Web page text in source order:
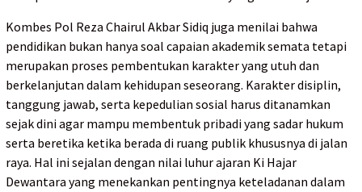
Kombes Pol Reza Chairul Akbar Sidiq juga menilai bahwa
pendidikan bukan hanya soal capaian akademik semata tetapi
merupakan proses pembentukan karakter yang utuh dan
berkelanjutan dalam kehidupan seseorang. Karakter disiplin,
tanggung jawab, serta kepedulian sosial harus ditanamkan
sejak dini agar mampu membentuk pribadi yang sadar hukum
serta beretika ketika berada di ruang publik khususnya di jalan
raya. Hal ini sejalan dengan nilai luhur ajaran Ki Hajar
Dewantara yang menekankan pentingnya keteladanan dalam